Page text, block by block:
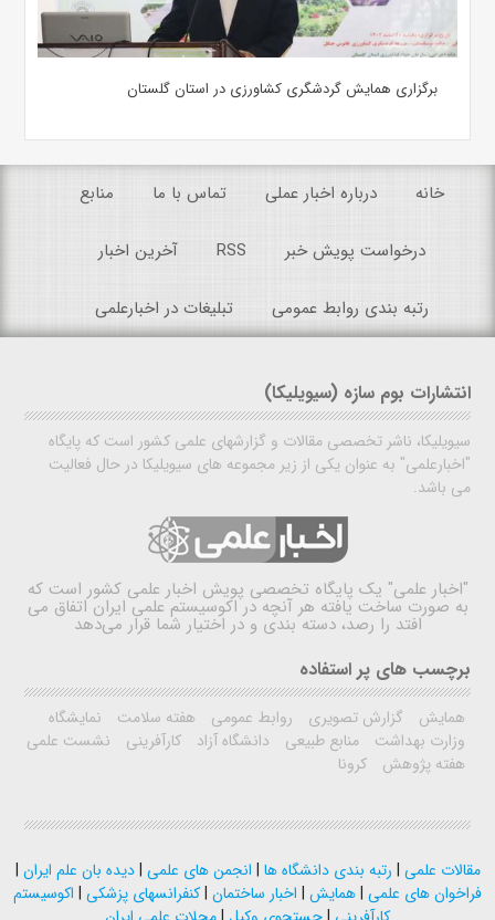
برگزاری همایش گردشگری کشاورزی در استان گلستان
خانه درباره اخبار عملی تماس با ما منابع
درخواست پویش خبر RSS آخرین اخبار
رتبه بندی روابط عمومی تبلیغات در اخبارعلمی
انتشارات بوم سازه (سیویلیکا)
سیویلیکا، ناشر تخصصی مقالات و گزارشهای علمی کشور است که پایگاه
"اخبارعلمی" به عنوان یکی از زیر مجموعه های سیویلیکا در حال فعالیت
می باشد.
"اخبار علمی" یک پایگاه تخصصی پویش اخبار علمی کشور است که
به صورت ساخت یافته هر آنچه در اکوسیستم علمی ایران اتفاق می
افتد را رصد، دسته بندی و در اختیار شما قرار می‌دهد
برچسب های پر استفاده
همایش گزارش تصویری روابط عمومی هفته سلامت
نمایشگاه
وزارت بهداشت
منابع طبیعی دانشگاه آزاد کارآفرینی
نشست علمی
هفته پژوهش
کرونا
مقالات علمی | رتبه بندی دانشگاه ها | انجمن های علمی |دیده بان علم ایران |
فراخوان های علمی |همایش | اخبار ساختمان |کنفرانسهای پزشکی | اکوسیستم